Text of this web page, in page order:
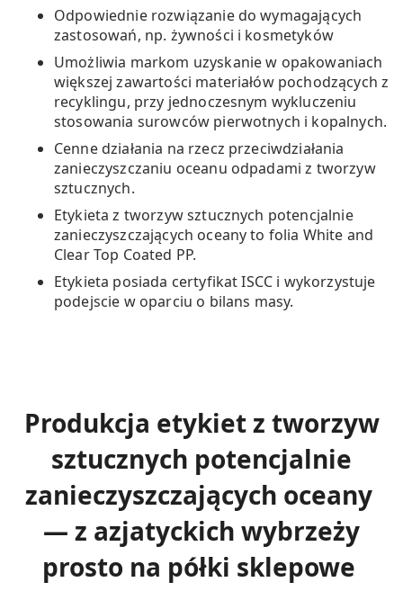
Odpowiednie rozwiązanie do wymagających
zastosowań, np. żywności i kosmetyków
Umożliwia markom uzyskanie w opakowaniach
większej zawartości materiałów pochodzących z
recyklingu, przy jednoczesnym wykluczeniu
stosowania surowców pierwotnych i kopalnych.
Cenne działania na rzecz przeciwdziałania
zanieczyszczaniu oceanu odpadami z tworzyw
sztucznych.
Etykieta z tworzyw sztucznych potencjalnie
zanieczyszczających oceany to folia White and
Clear Top Coated PP.
Etykieta posiada certyfikat ISCC i wykorzystuje
podejscie w oparciu o bilans masy.
Produkcja etykiet z tworzyw
sztucznych potencjalnie
zanieczyszczających oceany
— z azjatyckich wybrzeży
prosto na półki sklepowe